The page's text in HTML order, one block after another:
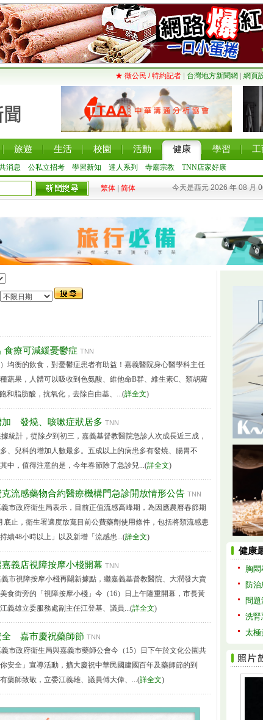
★ 徵公民 / 特約記者 台灣地方新聞網 網頁
旅遊 生活 校園 活動 健康 學習 工
消息 公私立招考 學習新知 達人系列 寺廟宗教 TNN店家好康
繁体 简体 今天是西元 2026 年 08 月
食療可減緩憂鬱症 TNN
均衡的飲食，對憂鬱症患者有助益！嘉義醫院身心醫學科主任
蔬果，人體可以吸收到色氨酸、維他命B群、維生素C、類胡蘿
和脂肪酸，抗氧化，去除自由基、...(詳全文)
加 發燒、咳嗽症狀居多 TNN
統計，從除夕到初三，嘉義基督教醫院急診人次成長近三成，
、兒科的增加人數最多。五成以上的病患多有發燒、腸胃不
中，值得注意的是，今年春節除了急診兒...(詳全文)
流感藥物合約醫療機構門急診開放情形公告 TNN
市政府衛生局表示，目前正值流感高峰期，為因應農曆春節期
底止，衛生署適度放寬目前公費藥劑使用條件，包括將類流感患
續48小時以上」以及新增「流感患...(詳全文)
義店視障按摩小棧開幕 TNN
市視障按摩小棧再闢新據點，繼嘉義基督教醫院、大潤發大賣
食街旁的「視障按摩小棧」今（16）日上午隆重開幕，市長黃
義雄立委服務處副主任江登基、議員...(詳全文)
全 嘉市慶祝藥師節 TNN
市政府衛生局與嘉義市藥師公會今（15）日下午於文化公園共
安全」宣導活動，擴大慶祝中華民國建國百年及藥師節的到
藥師致敬，立委江義雄、議員傅大偉、...(詳全文)
健康
胸
防
問
洗腎
太